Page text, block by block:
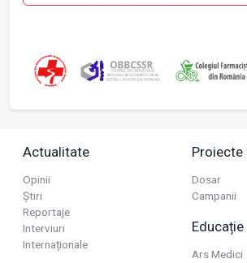
Actualitate
Opinii
Știri
Reportaje
Interviuri
Internaționale
Proiecte
Dosar
Campanii
Educație
Ars Medici